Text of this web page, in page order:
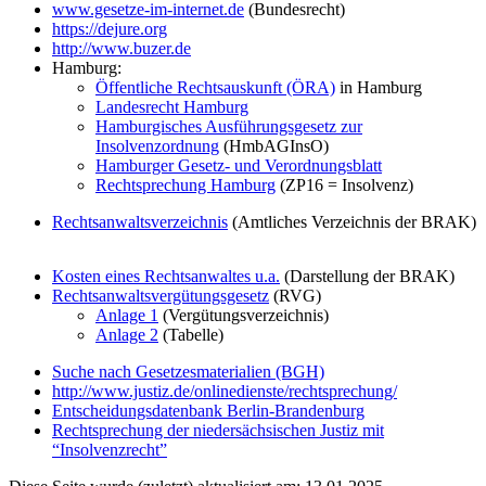
www.gesetze-im-internet.de (Bundesrecht)
https://dejure.org
http://www.buzer.de
Hamburg:
Öffentliche Rechtsauskunft (ÖRA) in Hamburg
Landesrecht Hamburg
Hamburgisches Ausführungsgesetz zur
Insolvenzordnung (HmbAGInsO)
Hamburger Gesetz- und Verordnungsblatt
Rechtsprechung Hamburg (ZP16 = Insolvenz)
Rechtsanwaltsverzeichnis (Amtliches Verzeichnis der BRAK)
Kosten eines Rechtsanwaltes u.a. (Darstellung der BRAK)
Rechtsanwaltsvergütungsgesetz (RVG)
Anlage 1 (Vergütungsverzeichnis)
Anlage 2 (Tabelle)
Suche nach Gesetzesmaterialien (BGH)
http://www.justiz.de/onlinedienste/rechtsprechung/
Entscheidungsdatenbank Berlin-Brandenburg
Rechtsprechung der niedersächsischen Justiz mit
“Insolvenzrecht”